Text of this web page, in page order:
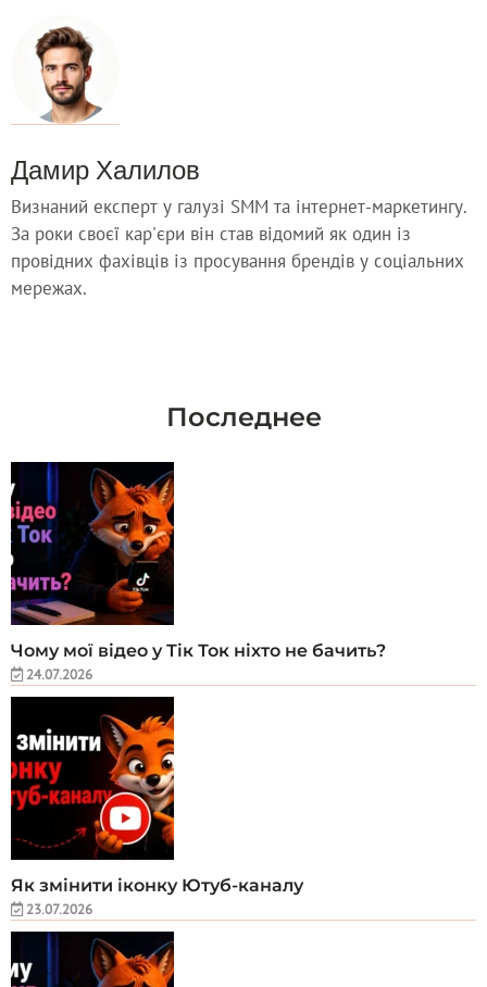
Дамир Халилов
Визнаний експерт у галузі SMM та інтернет-маркетингу.
За роки своєї кар'єри він став відомий як один із
провідних фахівців із просування брендів у соціальних
мережах.
Последнее
Чому мої відео у Тік Ток ніхто не бачить?
24.07.2026
Як змінити іконку Ютуб-каналу
23.07.2026